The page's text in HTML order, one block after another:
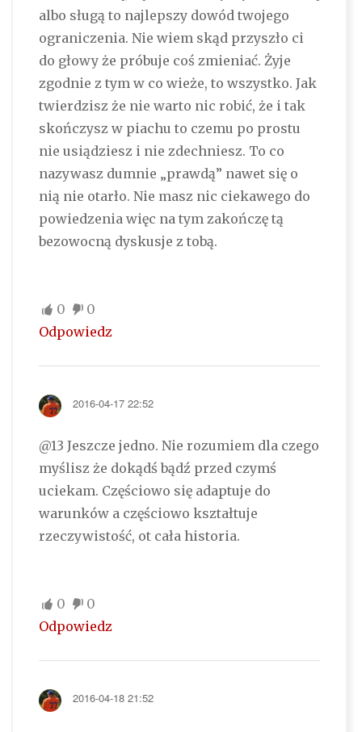
albo sługą to najlepszy dowód twojego
ograniczenia. Nie wiem skąd przyszło ci
do głowy że próbuje coś zmieniać. Żyje
zgodnie z tym w co wieże, to wszystko. Jak
twierdzisz że nie warto nic robić, że i tak
skończysz w piachu to czemu po prostu
nie usiądziesz i nie zdechniesz. To co
nazywasz dumnie „prawdą” nawet się o
nią nie otarło. Nie masz nic ciekawego do
powiedzenia więc na tym zakończę tą
bezowocną dyskusje z tobą.
0
0
Odpowiedz
2016-04-17 22:52
@13 Jeszcze jedno. Nie rozumiem dla czego
myślisz że dokądś bądź przed czymś
uciekam. Częściowo się adaptuje do
warunków a częściowo kształtuje
rzeczywistość, ot cała historia.
0
0
Odpowiedz
2016-04-18 21:52